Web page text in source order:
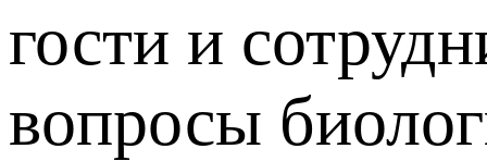
гости и
вопросы